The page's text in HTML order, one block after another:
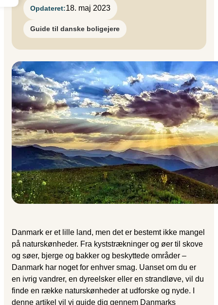
Opdateret:18. maj 2023
Guide til danske boligejere
Danmark er et lille land, men det er bestemt ikke mangel
på naturskønheder. Fra kyststrækninger og øer til skove
og søer, bjerge og bakker og beskyttede områder –
Danmark har noget for enhver smag. Uanset om du er
en ivrig vandrer, en dyreelsker eller en strandløve, vil du
finde en række naturskønheder at udforske og nyde. I
denne artikel vil vi guide dig gennem Danmarks